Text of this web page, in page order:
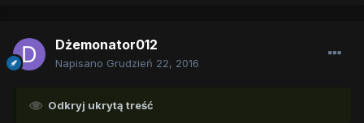
Dżemonator012
Napisano Grudzień 22, 2016
Odkryj ukrytą treść